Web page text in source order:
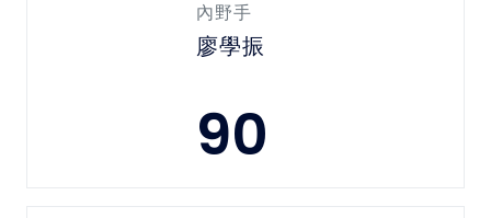
內野手
廖學振
90